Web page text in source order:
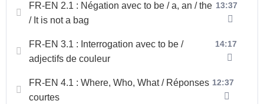
FR-EN 2.1 : Négation avec to be / a, an / the
/ It is not a bag
13:37
FR-EN 3.1 : Interrogation avec to be /
adjectifs de couleur
14:17
FR-EN 4.1 : Where, Who, What / Réponses
courtes
12:37